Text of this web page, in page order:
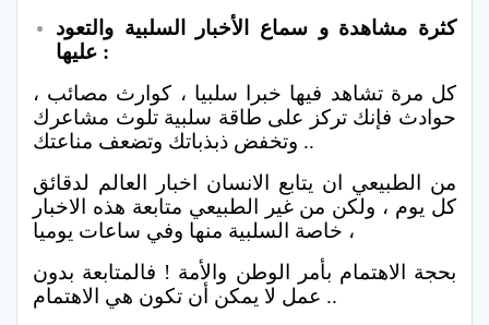
كثرة مشاهدة و سماع الأخبار السلبية والتعود
عليها :
كل مرة تشاهد فيها خبرا سلبيا ، كوارث مصائب ،
حوادث فإنك تركز على طاقة سلبية تلوث مشاعرك
وتخفض ذبذباتك وتضعف مناعتك ..
من الطبيعي ان يتابع الانسان اخبار العالم لدقائق
كل يوم ، ولكن من غير الطبيعي متابعة هذه الاخبار
، خاصة السلبية منها وفي ساعات يوميا
بحجة الاهتمام بأمر الوطن والأمة ! فالمتابعة بدون
عمل لا يمكن أن تكون هي الاهتمام ..